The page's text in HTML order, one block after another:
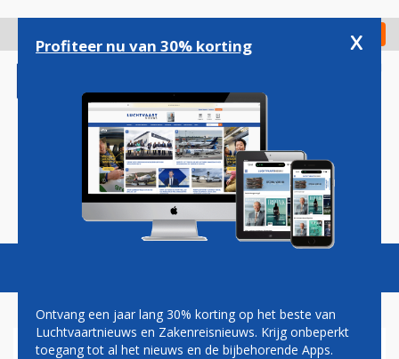
gaan
Check in
Magazine Podcasts Vacatures
Profiteer nu van 30% korting x
Ontvang een jaar lang 30% korting op het beste van
Luchtvaartnieuws en Zakenreisnieuws. Krijg onbeperkt
toegang tot al het nieuws en de bijbehorende Apps.